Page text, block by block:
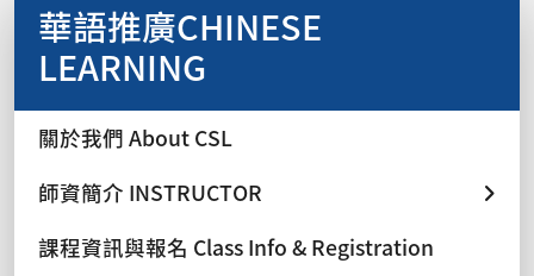
華語推廣CHINESE
LEARNING
關於我們 About CSL
師資簡介 INSTRUCTOR
課程資訊與報名 Class Info & Registration